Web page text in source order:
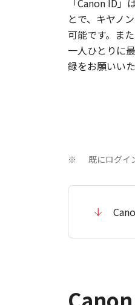
「Canon ID
とで、キヤノ
可能です。ま
一人ひとりに
録をお願いい
※ 既にログイ